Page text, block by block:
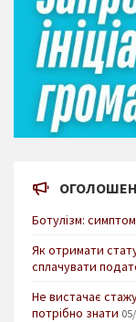
Ботулізм:
Як отримати
сплачувати
Не вистачає
потрібно знати